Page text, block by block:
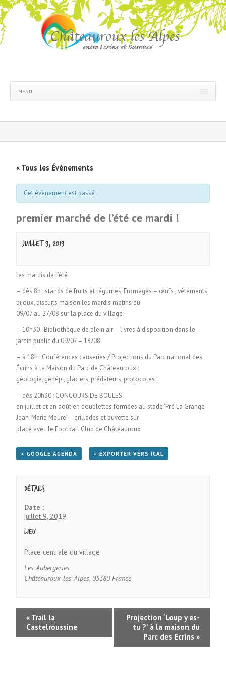
MENU
« Tous les Évènements
Cet évènement est passé
premier marché de l’été ce mardi !
juillet 9, 2019
les mardis de l’été
– dès 8h : stands de fruits et légumes, Fromages – œufs , vêtements,
bijoux, biscuits maison les mardis matins du
09/07 au 27/08 sur la place du village
– 10h30 : Bibliothèque de plein air – livres à disposition dans le
jardin public du 09/07 – 13/08
– à 18h : Conférences causeries / Projections du Parc national des
Écrins à la Maison du Parc de Châteauroux :
géologie, génépi, glaciers, prédateurs, protocoles …
– dès 20h30 : CONCOURS DE BOULES
en juillet et en août en doublettes formées au stade ‘Pré La Grange
Jean-Marie Maure’ – grillades et buvette sur
place avec le Football Club de Châteauroux
+ GOOGLE AGENDA + EXPORTER VERS ICAL
Détails
Date :
juillet 9, 2019
Lieu
Place centrale du village
Les Aubergeries
Châteauroux-les-Alpes, 05380 France
« Trail la
Castelroussine
Projection ‘Loup y es-
tu ?’ à la maison du
Parc des Ecrins »